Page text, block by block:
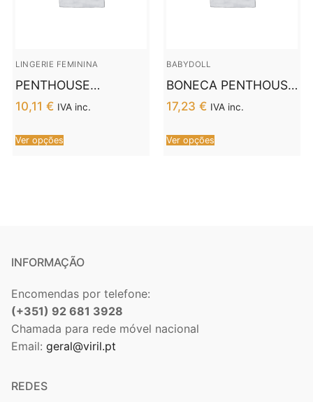
LINGERIE FEMININA
PENTHOUSE
SCANDALOUUS
PELUCHE PRETO XL
10,11 € IVA inc.
Ver opções
BABYDOLL
BONECA PENTHOUSE
LIBIDO BOOST –
VERMELHO L / XL
17,23 € IVA inc.
Ver opções
INFORMAÇÃO
Encomendas por telefone:
(+351) 92 681 3928
Chamada para rede móvel nacional
Email: geral@viril.pt
REDES